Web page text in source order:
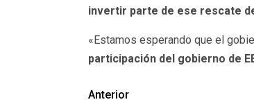
invertir parte de ese rescate
«Estamos esperando que el
participación del gobierno de
Anterior